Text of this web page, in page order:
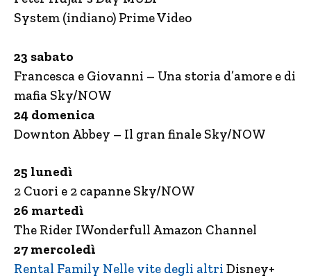
System (indiano) Prime Video
23 sabato
Francesca e Giovanni – Una storia d’amore e di
mafia Sky/NOW
24 domenica
Downton Abbey – Il gran finale Sky/NOW
25 lunedì
2 Cuori e 2 capanne Sky/NOW
26 martedì
The Rider IWonderfull Amazon Channel
27 mercoledì
Rental Family Nelle vite degli altri Disney+